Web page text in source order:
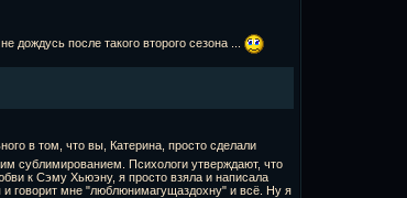
после такого второго сезона ...
в том, что вы, Катерина, просто сделали
сублимированием. Психологи утверждают, что
к Сэму Хьюэну, я просто взяла и написала
говорит мне "люблюнимагущаздохну" и всё. Ну я